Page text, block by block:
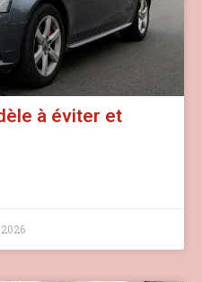
à éviter et